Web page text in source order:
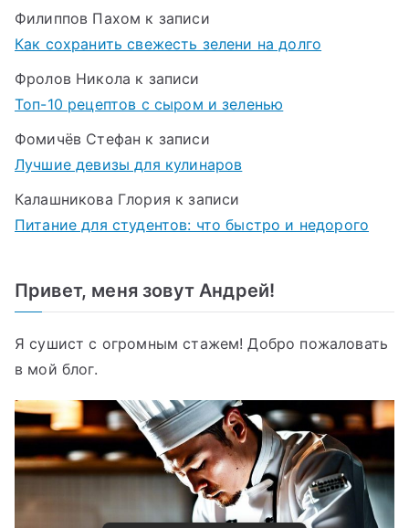
Филиппов Пахом к записи
Как сохранить свежесть зелени на долго
Фролов Никола к записи
Топ-10 рецептов с сыром и зеленью
Фомичёв Стефан к записи
Лучшие девизы для кулинаров
Калашникова Глория к записи
Питание для студентов: что быстро и недорого
Привет, меня зовут Андрей!
Я сушист с огромным стажем! Добро пожаловать
в мой блог.